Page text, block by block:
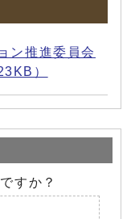
ン推進委員会
）
すか？